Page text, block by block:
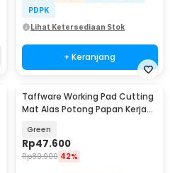
PDPK
Lihat Ketersediaan Stok
+ Keranjang
Taffware Working Pad Cutting
Mat Alas Potong Papan Kerja
Green
Rp47.600
Rp80.900 42%